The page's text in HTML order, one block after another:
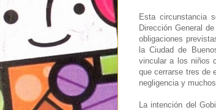
Esta circunstancia
Dirección General
obligaciones
la Ciudad de
vincular a los niños
que cerrarse tres de
negligencia y
La intención del